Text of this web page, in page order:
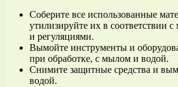
Соберите все использованные
утилизируйте их в соответствии
и регуляциями.
Вымойте инструменты и
при обработке, с мылом и водой.
Снимите защитные средства и
водой.